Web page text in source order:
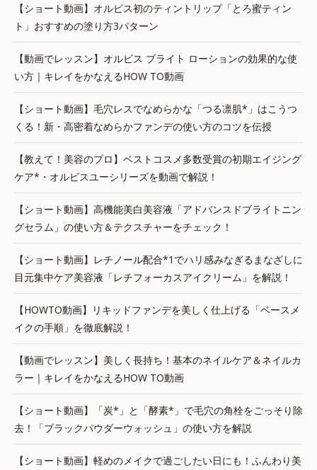
【ショート動画】オルビス初のティントリップ「とろ蜜ティン
ト」おすすめの塗り方3パターン
【動画でレッスン】オルビス ブライト ローションの効果的な使
い方｜キレイをかなえるHOW TO動画
【ショート動画】毛穴レスでなめらかな「つる凛肌*」はこうつ
くる！新・高密着なめらかファンデの使い方のコツを伝授
【教えて！美容のプロ】ベストコスメ多数受賞の初期エイジング
ケア*・オルビスユーシリーズを動画で解説！
【ショート動画】高機能美白美容液「アドバンスドブライトニン
グセラム」の使い方＆テクスチャーをチェック！
【ショート動画】レチノール配合*1でハリ感みなぎるまなざしに
目元集中ケア美容液「レチフォーカスアイクリーム」を解説！
【HOWTO動画】リキッドファンデを美しく仕上げる「ベースメ
イクの手順」を徹底解説！
【動画でレッスン】美しく長持ち！基本のネイルケア＆ネイルカ
ラー｜キレイをかなえるHOW TO動画
【ショート動画】「炭*」と「酵素*」で毛穴の角栓をごっそり除
去！「ブラックパウダーウォッシュ」の使い方を解説
【ショート動画】軽めのメイクで過ごしたい日にも！ふんわり美